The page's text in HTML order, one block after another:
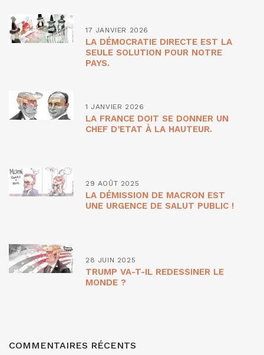
17 JANVIER 2026
LA DÉMOCRATIE DIRECTE EST LA
SEULE SOLUTION POUR NOTRE
PAYS.
1 JANVIER 2026
LA FRANCE DOIT SE DONNER UN
CHEF D’ETAT À LA HAUTEUR.
29 AOÛT 2025
LA DÉMISSION DE MACRON EST
UNE URGENCE DE SALUT PUBLIC !
28 JUIN 2025
TRUMP VA-T-IL REDESSINER LE
MONDE ?
COMMENTAIRES RÉCENTS